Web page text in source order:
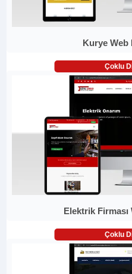
Kurye Web
Çoklu
Elektrik Firması
Çoklu